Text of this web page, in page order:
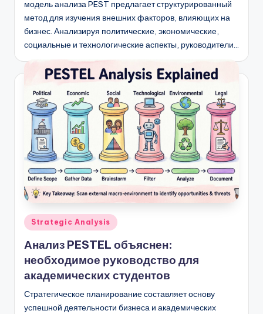
модель анализа PEST предлагает структурированный
метод для изучения внешних факторов, влияющих на
бизнес. Анализируя политические, экономические,
социальные и технологические аспекты, руководители…
Опубликовано
Strategic Analysis
Анализ PESTEL объяснен:
необходимое руководство для
академических студентов
Стратегическое планирование составляет основу
успешной деятельности бизнеса и академических